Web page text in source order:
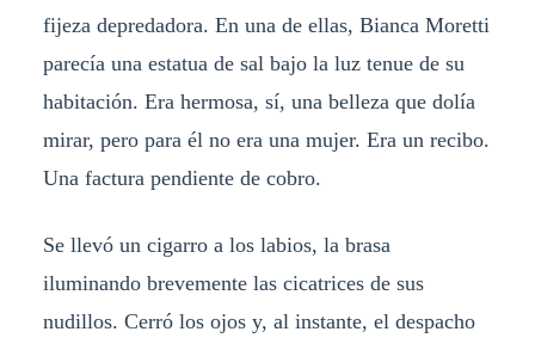
fijeza depredadora. En una de ellas, Bianca Moretti
parecía una estatua de sal bajo la luz tenue de su
habitación. Era hermosa, sí, una belleza que dolía
mirar, pero para él no era una mujer. Era un recibo.
Una factura pendiente de cobro.
Se llevó un cigarro a los labios, la brasa
iluminando brevemente las cicatrices de sus
nudillos. Cerró los ojos y, al instante, el despacho